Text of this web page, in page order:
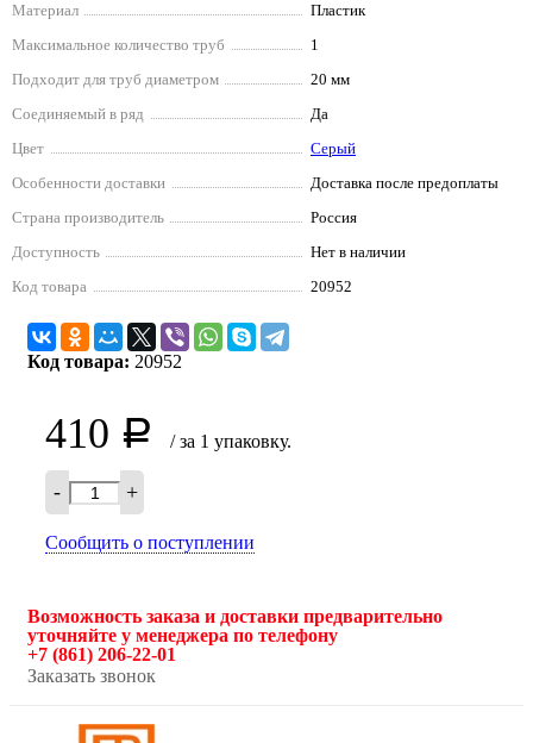
Материал
Пластик
Максимальное количество труб
1
Подходит для труб диаметром
20 мм
Соединяемый в ряд
Да
Цвет
Серый
Особенности доставки
Доставка после предоплаты
Страна производитель
Россия
Доступность
Нет в наличии
Код товара
20952
Код товара: 20952
410 Р / за 1 упаковку.
- +
Сообщить о поступлении
Возможность заказа и доставки предварительно
уточняйте у менеджера по телефону
+7 (861) 206-22-01
Заказать звонок